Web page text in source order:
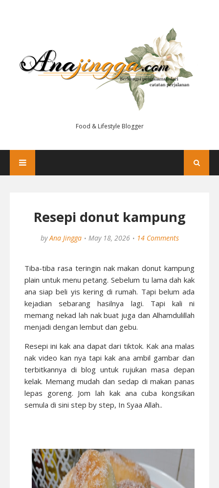
Food & Lifestyle Blogger
Resepi donut kampung
by Ana Jingga May 18, 2026 14 Comments
Tiba-tiba rasa teringin nak makan donut kampung
plain untuk menu petang. Sebelum tu lama dah kak
ana siap beli yis kering di rumah. Tapi belum ada
kejadian sebarang hasilnya lagi. Tapi kali ni
memang nekad lah nak buat juga dan Alhamdulillah
menjadi dengan lembut dan gebu.
Resepi ini kak ana dapat dari tiktok. Kak ana malas
nak video kan nya tapi kak ana ambil gambar dan
terbitkannya di blog untuk rujukan masa depan
kelak. Memang mudah dan sedap di makan panas
lepas goreng. Jom lah kak ana cuba kongsikan
semula di sini step by step, In Syaa Allah..